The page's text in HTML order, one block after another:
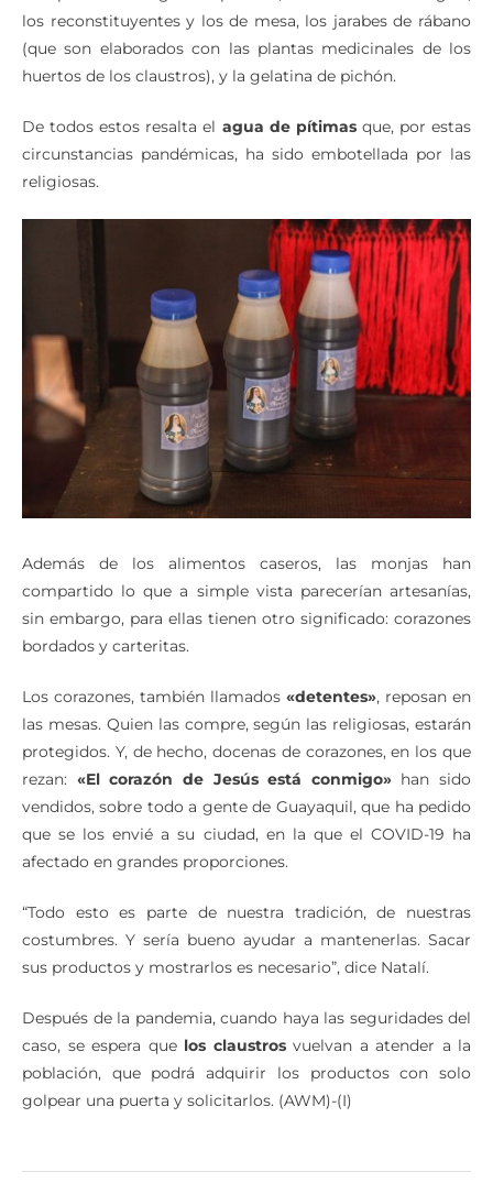
los reconstituyentes y los de mesa, los jarabes de rábano
(que son elaborados con las plantas medicinales de los
huertos de los claustros), y la gelatina de pichón.
De todos estos resalta el agua de pítimasque, por estas
circunstancias pandémicas, ha sido embotellada por las
religiosas.
Además de los alimentos caseros, las monjas han
compartido lo que a simple vista parecerían artesanías,
sin embargo, para ellas tienen otro significado: corazones
bordados y carteritas.
Los corazones, también llamados «detentes», reposan en
las mesas. Quien las compre, según las religiosas, estarán
protegidos. Y, de hecho, docenas de corazones, en los que
rezan: «El corazón de Jesús está conmigo»han sido
vendidos, sobre todo a gente de Guayaquil, que ha pedido
que se los envié a su ciudad, en la que el COVID-19 ha
afectado en grandes proporciones.
“Todo esto es parte de nuestra tradición, de nuestras
costumbres. Y sería bueno ayudar a mantenerlas. Sacar
sus productos y mostrarlos es necesario”, dice Natalí.
Después de la pandemia, cuando haya las seguridades del
caso, se espera que los claustrosvuelvan a atender a la
población, que podrá adquirir los productos con solo
golpear una puerta y solicitarlos. (AWM)-(I)